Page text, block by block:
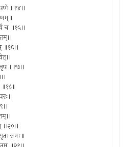
॥१४॥
च ॥१५॥
॥१६॥
नृप ॥१७॥
॥१८॥
॥२०॥
समः॥